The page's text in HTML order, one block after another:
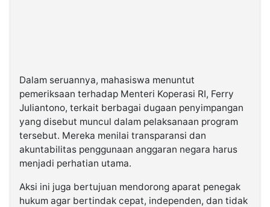
Dalam seruannya, mahasiswa menuntut
pemeriksaan terhadap Menteri Koperasi RI, Ferry
Juliantono, terkait berbagai dugaan penyimpangan
yang disebut muncul dalam pelaksanaan program
tersebut. Mereka menilai transparansi dan
akuntabilitas penggunaan anggaran negara harus
menjadi perhatian utama.
Aksi ini juga bertujuan mendorong aparat penegak
hukum agar bertindak cepat, independen, dan tidak